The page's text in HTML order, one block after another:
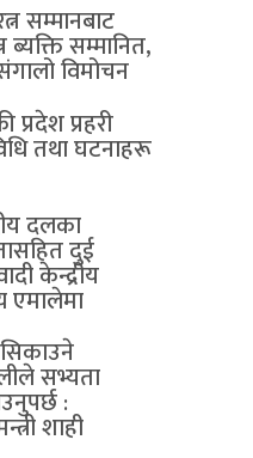
सम्मानबाट
ब्यक्ति सम्मानित,
विमोचन
प्रदेश प्रहरी
तथा घटनाहरू
दलका
दुई
केन्द्रीय
एमालेमा
सभ्यता
:
शाही